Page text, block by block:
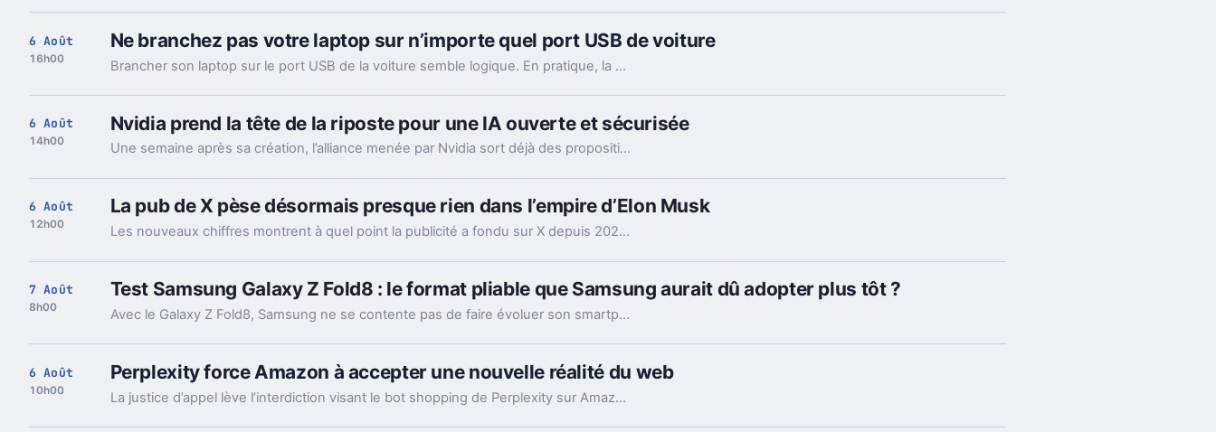
6 Août
16h00
Ne branchez pas votre laptop sur n’importe quel port USB de voiture
Brancher son laptop sur le port USB de la voiture semble logique. En pratique, la puissance manque souvent, sauf rares exceptions bien identifiées.
6 Août
14h00
Nvidia prend la tête de la riposte pour une IA ouverte et sécurisée
Une semaine après sa création, l’alliance menée par Nvidia sort déjà des propositions concrètes pour sécuriser l’IA ouverte. Et ce timing compte.
6 Août
12h00
La pub de X pèse désormais presque rien dans l’empire d’Elon Musk
Les nouveaux chiffres montrent à quel point la publicité a fondu sur X depuis 2022. Et même en légère hausse sur un trimestre, elle pèse peu dans l’ensemble.
7 Août
8h00
Test Samsung Galaxy Z Fold8 : le format pliable que Samsung aurait dû adopter plus tôt ?
Avec le Galaxy Z Fold8, Samsung ne se contente pas de faire évoluer son smartphone pliable : il change complètement sa philosophie avec un appareil plus court, plus large et étonnamment compact. Un choix qui fonctionne particulièrement bien au quotidien, même si les concessions faites sur la photo et l’autonomie sont difficiles à ignorer sur un smartphone vendu à partir de 1 999 euros.
6 Août
10h00
Perplexity force Amazon à accepter une nouvelle réalité du web
La justice d’appel lève l’interdiction visant le bot shopping de Perplexity sur Amazon. Une victoire nette, mais loin d’être la fin du match.